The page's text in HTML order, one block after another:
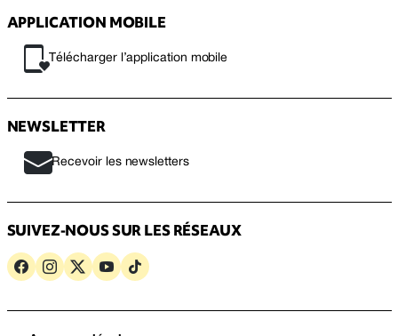
APPLICATION MOBILE
Télécharger l’application mobile
NEWSLETTER
Recevoir les newsletters
SUIVEZ-NOUS SUR LES RÉSEAUX